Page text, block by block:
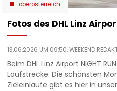
oberösterreich
Fotos des DHL Linz
13.06.2026 UM 09:50,WEEKEND
Beim DHL Linz Airport NIGHT
Laufstrecke. Die schönsten
Zieleinläufe gibt es hier in